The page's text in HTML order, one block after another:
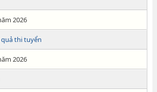
2026
thi tuyển
2026